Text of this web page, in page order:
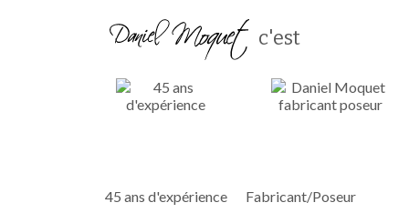
c'est
45 ans d'expérience Fabricant/Poseur